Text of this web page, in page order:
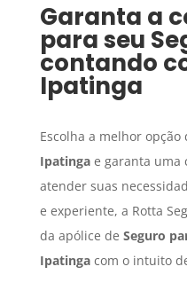
Garanta a
para seu
contando
Ipatinga
Escolha a melhor opção
Ipatingae garanta uma
atender suas
e experiente, a Rotta
da apólice de Seguro
Ipatingacom o intuito